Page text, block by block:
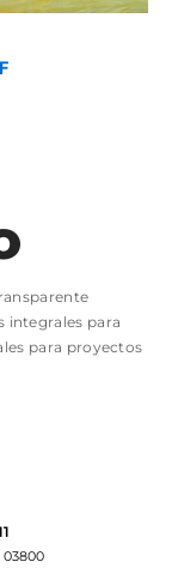
integrales para
para proyectos
03800